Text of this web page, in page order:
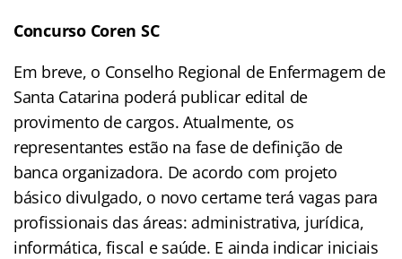
Concurso Coren SC
Em breve, o Conselho Regional de Enfermagem de
Santa Catarina poderá publicar edital de
provimento de cargos. Atualmente, os
representantes estão na fase de definição de
banca organizadora. De acordo com projeto
básico divulgado, o novo certame terá vagas para
profissionais das áreas: administrativa, jurídica,
informática, fiscal e saúde. E ainda indicar iniciais